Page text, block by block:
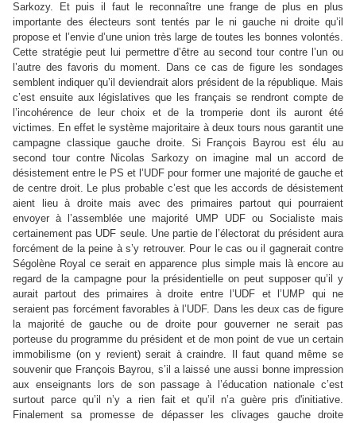
Sarkozy. Et puis il faut le reconnaître une frange de plus en plus
importante des électeurs sont tentés par le ni gauche ni droite qu’il
propose et l’envie d’une union très large de toutes les bonnes volontés.
Cette stratégie peut lui permettre d’être au second tour contre l’un ou
l’autre des favoris du moment. Dans ce cas de figure les sondages
semblent indiquer qu’il deviendrait alors président de la république. Mais
c’est ensuite aux législatives que les français se rendront compte de
l’incohérence de leur choix et de la tromperie dont ils auront été
victimes. En effet le système majoritaire à deux tours nous garantit une
campagne classique gauche droite. Si François Bayrou est élu au
second tour contre Nicolas Sarkozy on imagine mal un accord de
désistement entre le PS et l’UDF pour former une majorité de gauche et
de centre droit. Le plus probable c’est que les accords de désistement
aient lieu à droite mais avec des primaires partout qui pourraient
envoyer à l’assemblée une majorité UMP UDF ou Socialiste mais
certainement pas UDF seule. Une partie de l’électorat du président aura
forcément de la peine à s’y retrouver. Pour le cas ou il gagnerait contre
Ségolène Royal ce serait en apparence plus simple mais là encore au
regard de la campagne pour la présidentielle on peut supposer qu’il y
aurait partout des primaires à droite entre l’UDF et l’UMP qui ne
seraient pas forcément favorables à l’UDF. Dans les deux cas de figure
la majorité de gauche ou de droite pour gouverner ne serait pas
porteuse du programme du président et de mon point de vue un certain
immobilisme (on y revient) serait à craindre. Il faut quand même se
souvenir que François Bayrou, s’il a laissé une aussi bonne impression
aux enseignants lors de son passage à l’éducation nationale c’est
surtout parce qu’il n’y a rien fait et qu’il n’a guère pris d'initiative.
Finalement sa promesse de dépasser les clivages gauche droite